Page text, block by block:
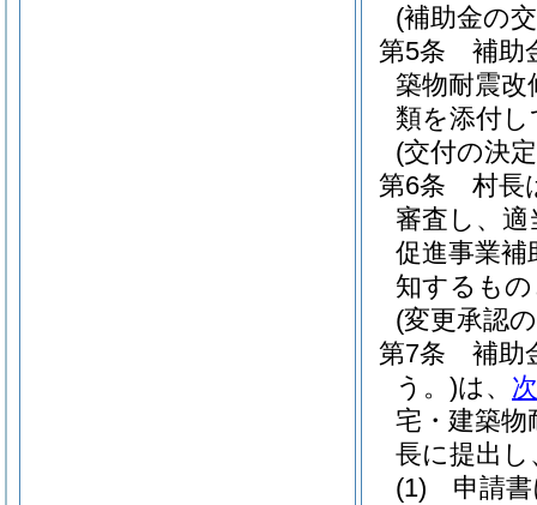
(補助金の
第5条
補助
築物耐震改
類を添付
(交付の決
第6条
村長
審査し、
促進事業補
知するも
(変更承認
第7条
補助
う。)は、
宅・建築物
長に提出
(1)
申請